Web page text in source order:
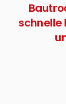
schnelle